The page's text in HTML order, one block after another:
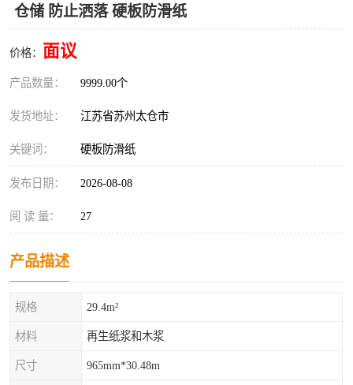
仓储 防止洒落 硬板防滑纸
价格： 面议
产品数量： 9999.00个
发货地址： 江苏省苏州太仓市
关键词： 硬板防滑纸
发布日期： 2026-08-08
阅 读 量： 27
产品描述
规格 29.4m²
材料 再生纸浆和木浆
尺寸 965mm*30.48m